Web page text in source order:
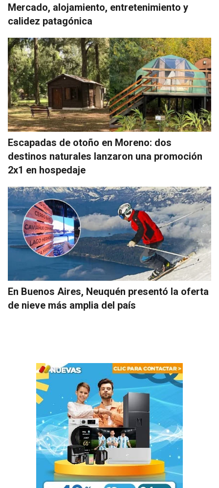
Mercado, alojamiento, entretenimiento y
calidez patagónica
Escapadas de otoño en Moreno: dos
destinos naturales lanzaron una promoción
2x1 en hospedaje
En Buenos Aires, Neuquén presentó la oferta
de nieve más amplia del país